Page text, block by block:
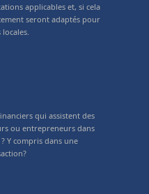
applicables et, si cela
seront adaptés pour
qui assistent des
ou entrepreneurs dans
Y compris dans une